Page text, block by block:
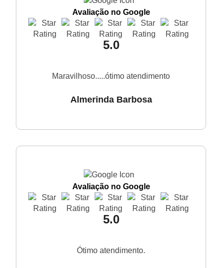
Avaliação no Google
5.0
Maravilhoso.....ótimo atendimento
Almerinda Barbosa
Avaliação no Google
5.0
Ótimo atendimento.